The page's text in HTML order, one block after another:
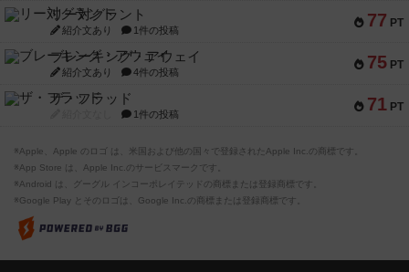
77 PT
リー対グラント
紹介文あり 1件の投稿
75 PT
ブレーキング・アウェイ
紹介文あり 4件の投稿
71 PT
ザ・フラッド
1件の投稿
※Apple、Apple のロゴ は、米国および他の国々で登録されたApple Inc.の商標です。
※App Store は、Apple Inc.のサービスマークです。
※Android は、グーグル インコーポレイテッドの商標または登録商標です。
※Google Play とそのロゴは、Google Inc.の商標または登録商標です。